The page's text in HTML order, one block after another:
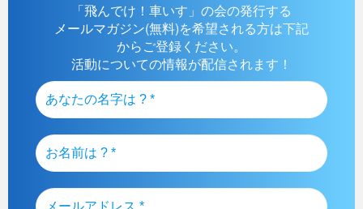
「飛んでけ！車いす」の会の発行する
メールマガジン(無料)を希望される方は下記
からご登録ください。
活動についての情報が配信されます！